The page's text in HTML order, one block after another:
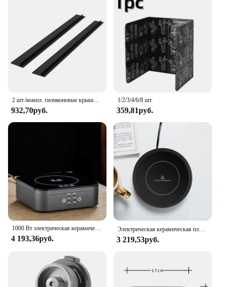
2 шт./компл. силиконовые крышки для зазоров для плиты, термостойкие уплотнения для заполнения зазоров в духовке, защита для зазоров между плитой и столешницей
932,70руб.
1/2/3/4/6/8 шт.
359,81руб.
1000 Вт электрическая керамическая плита, электрическая плита, нагреватель, плита, нагревательная печь, чайник, бытовой водонагреватель 220 В
4 193,36руб.
Электрическая керамическая плита 110 В/220 В, офисная 3-ступенчатая чайная плита, электрическая нагревательная пластина 80 ℃ Нагревательная подушка для кофе/молока с постоянной температурой
3 219,53руб.